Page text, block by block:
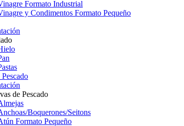
Formato Industrial
y Condimentos Formato Pequeño
de Pescado
Boquerones/Seitons
Formato Pequeño